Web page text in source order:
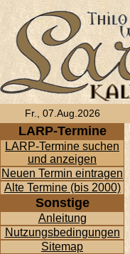
Fr., 07.Aug.2026
LARP-Termine
LARP-Termine suchen
und anzeigen
Neuen Termin eintragen
Alte Termine (bis 2000)
Sonstige
Anleitung
Nutzungsbedingungen
Sitemap